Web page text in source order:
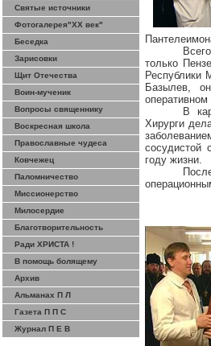
Святые источники
Фотогалерея"ХХ век"
Беседка
Зарисовки
Щит Отечества
Воин-мученик
Вопросы священнику
Воскресная школа
Православные чудеса
Ковчежец
Паломничество
Миссионерство
Милосердие
Благотворительность
Ради ХРИСТА !
В помощь болящему
Архив
Альманах П Л
Газета П П С
Журнал П Е В
только
Республики
Базылев,
В
Хирурги
сосудистой
году жизни.